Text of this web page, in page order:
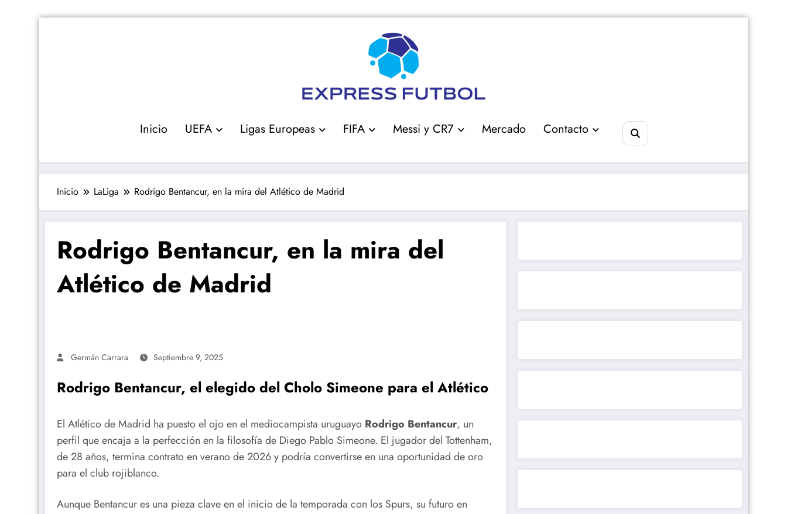
Inicio UEFA Ligas Europeas FIFA Messi y CR7 Mercado Contacto
Inicio LaLiga Rodrigo Bentancur, en la mira del Atlético de Madrid
Rodrigo Bentancur, en la mira del
Atlético de Madrid
Germán Carrara Septiembre 9, 2025
Rodrigo Bentancur, el elegido del Cholo Simeone para el Atlético
El Atlético de Madrid ha puesto el ojo en el mediocampista uruguayo Rodrigo Bentancur, un
perfil que encaja a la perfección en la filosofía de Diego Pablo Simeone. El jugador del Tottenham,
de 28 años, termina contrato en verano de 2026 y podría convertirse en una oportunidad de oro
para el club rojiblanco.
Aunque Bentancur es una pieza clave en el inicio de la temporada con los Spurs, su futuro en